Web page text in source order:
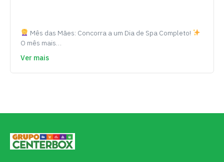
Mês das Mães: Concorra a um Dia de Spa Completo!
O mês mais…
Ver mais